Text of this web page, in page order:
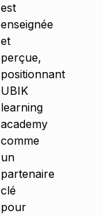
est
enseignée
et
perçue,
positionnant
UBIK
learning
academy
comme
un
partenaire
clé
pour